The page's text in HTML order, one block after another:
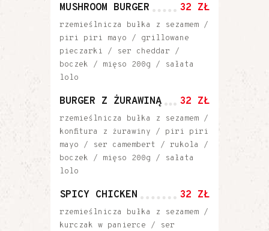
MUSHROOM BURGER 32 ZŁ
rzemieślnicza bułka z sezamem /
piri piri mayo / grillowane
pieczarki / ser cheddar /
boczek / mięso 200g / sałata
lolo
BURGER Z ŻURAWINĄ 32 ZŁ
rzemieślnicza bułka z sezamem /
konfitura z żurawiny / piri piri
mayo / ser camembert / rukola /
boczek / mięso 200g / sałata
lolo
SPICY CHICKEN 32 ZŁ
rzemieślnicza bułka z sezamem /
kurczak w panierce / ser